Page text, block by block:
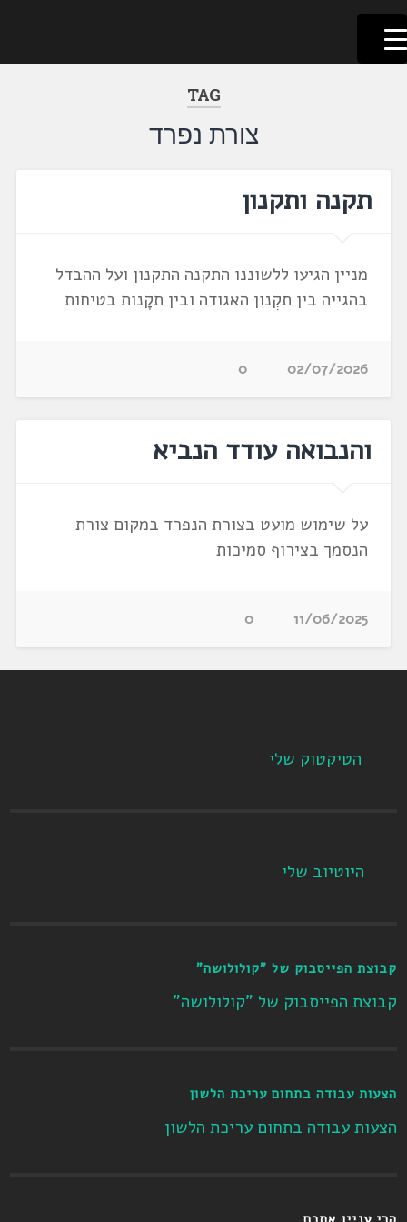
דלג
לתוכן
לשוניאדה
עברית. לשון. שפה
TAG
צורת נפרד
תקנה ותקנון
מניין הגיעו ללשוננו התקנה התקנון ועל ההבדל
בהגייה בין תקְנון האגודה ובין תקָנות בטיחות
02/07/2026
0
והנבואה עודד הנביא
על שימוש מועט בצורת הנפרד במקום צורת
הנסמך בצירוף סמיכות
11/06/2025
0
הטיקטוק שלי
היוטיוב שלי
קבוצת הפייסבוק של "קולולושה"
קבוצת הפייסבוק של "קולולושה"
הצעות עבודה בתחום עריכת הלשון
הצעות עבודה בתחום עריכת הלשון